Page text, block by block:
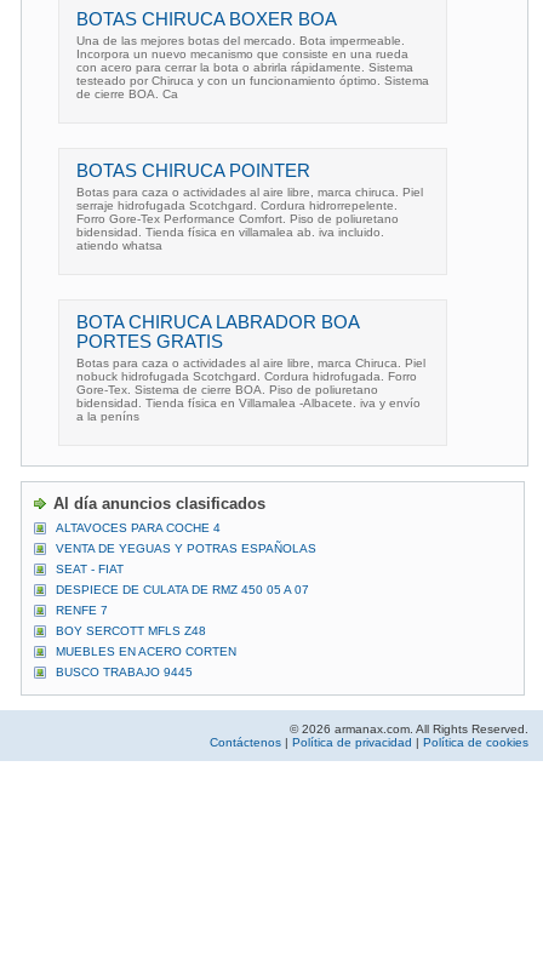
BOTAS CHIRUCA BOXER BOA
Una de las mejores botas del mercado. Bota impermeable.
Incorpora un nuevo mecanismo que consiste en una rueda
con acero para cerrar la bota o abrirla rápidamente. Sistema
testeado por Chiruca y con un funcionamiento óptimo. Sistema
de cierre BOA. Ca
BOTAS CHIRUCA POINTER
Botas para caza o actividades al aire libre, marca chiruca. Piel
serraje hidrofugada Scotchgard. Cordura hidrorrepelente.
Forro Gore-Tex Performance Comfort. Piso de poliuretano
bidensidad. Tienda física en villamalea ab. iva incluido.
atiendo whatsa
BOTA CHIRUCA LABRADOR BOA
PORTES GRATIS
Botas para caza o actividades al aire libre, marca Chiruca. Piel
nobuck hidrofugada Scotchgard. Cordura hidrofugada. Forro
Gore-Tex. Sistema de cierre BOA. Piso de poliuretano
bidensidad. Tienda física en Villamalea -Albacete. iva y envío
a la peníns
Al día anuncios clasificados
ALTAVOCES PARA COCHE 4
VENTA DE YEGUAS Y POTRAS ESPAÑOLAS
SEAT - FIAT
DESPIECE DE CULATA DE RMZ 450 05 A 07
RENFE 7
BOY SERCOTT MFLS Z48
MUEBLES EN ACERO CORTEN
BUSCO TRABAJO 9445
© 2026 armanax.com. All Rights Reserved.
Contáctenos | Política de privacidad | Política de cookies